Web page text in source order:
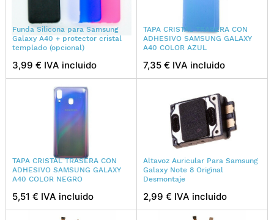
Funda Silicona para Samsung
Galaxy A40 + protector cristal
templado (opcional)
3,99 € IVA incluido
TAPA CRISTAL TRASERA CON
ADHESIVO SAMSUNG GALAXY
A40 COLOR AZUL
7,35 € IVA incluido
TAPA CRISTAL TRASERA CON
ADHESIVO SAMSUNG GALAXY
A40 COLOR NEGRO
5,51 € IVA incluido
Altavoz Auricular Para Samsung
Galaxy Note 8 Original
Desmontaje
2,99 € IVA incluido